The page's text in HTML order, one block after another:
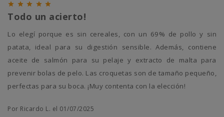
    
Todo un acierto!
Lo elegí porque es sin cereales, con un 69% de pollo y sin
patata, ideal para su digestión sensible. Además, contiene
aceite de salmón para su pelaje y extracto de malta para
prevenir bolas de pelo. Las croquetas son de tamaño pequeño,
perfectas para su boca. ¡Muy contenta con la elección!
Por Ricardo L. el 01/07/2025